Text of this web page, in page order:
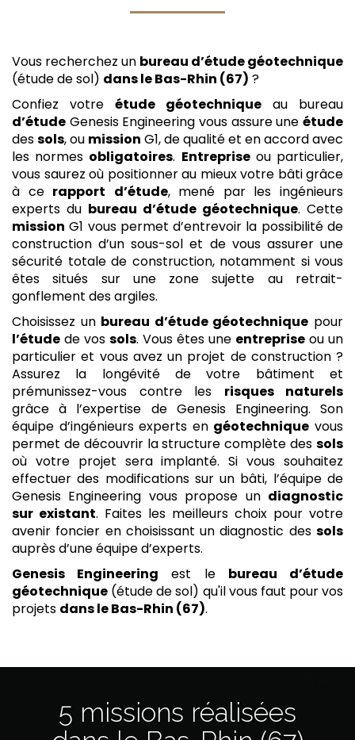
Vous recherchez un bureau d’étude géotechnique
(étude de sol) dans le Bas-Rhin (67) ?
Confiez votre étude géotechnique au bureau
d’étude Genesis Engineering vous assure une étude
dessols, ou mission G1, de qualité et en accord avec
les normes obligatoires. Entrepriseou particulier,
vous saurez où positionner au mieux votre bâti grâce
à ce rapport d’étude, mené par les ingénieurs
experts du bureau d’étude géotechnique. Cette
mission G1 vous permet d’entrevoir la possibilité de
construction d’un sous-sol et de vous assurer une
sécurité totale de construction, notamment si vous
êtes situés sur une zone sujette au retrait-
gonflement des argiles.
Choisissez un bureau d’étude géotechnique pour
l’étude de vos sols. Vous êtes une entreprise ou un
particulier et vous avez un projet de construction ?
Assurez la longévité de votre bâtiment et
prémunissez-vous contre les risques naturels
grâce à l’expertise de Genesis Engineering. Son
équipe d’ingénieurs experts en géotechnique vous
permet de découvrir la structure complète des sols
où votre projet sera implanté. Si vous souhaitez
effectuer des modifications sur un bâti, l’équipe de
Genesis Engineering vous propose un diagnostic
sur existant. Faites les meilleurs choix pour votre
avenir foncier en choisissant un diagnostic des sols
auprès d’une équipe d’experts.
Genesis Engineering est le bureau d’étude
géotechnique (étude de sol) qu'il vous faut pour vos
projets dans le Bas-Rhin (67).
5 missions réalisées